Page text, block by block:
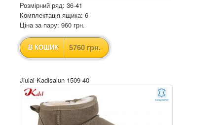
Розмірний ряд: 36-41
Комплектація ящика: 6
Ціна за пару: 960 грн.
В КОШИК 5760 грн.
Jiulai-Kadisalun 1509-40